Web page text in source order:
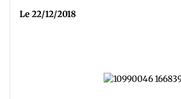
Le 22/12/2018